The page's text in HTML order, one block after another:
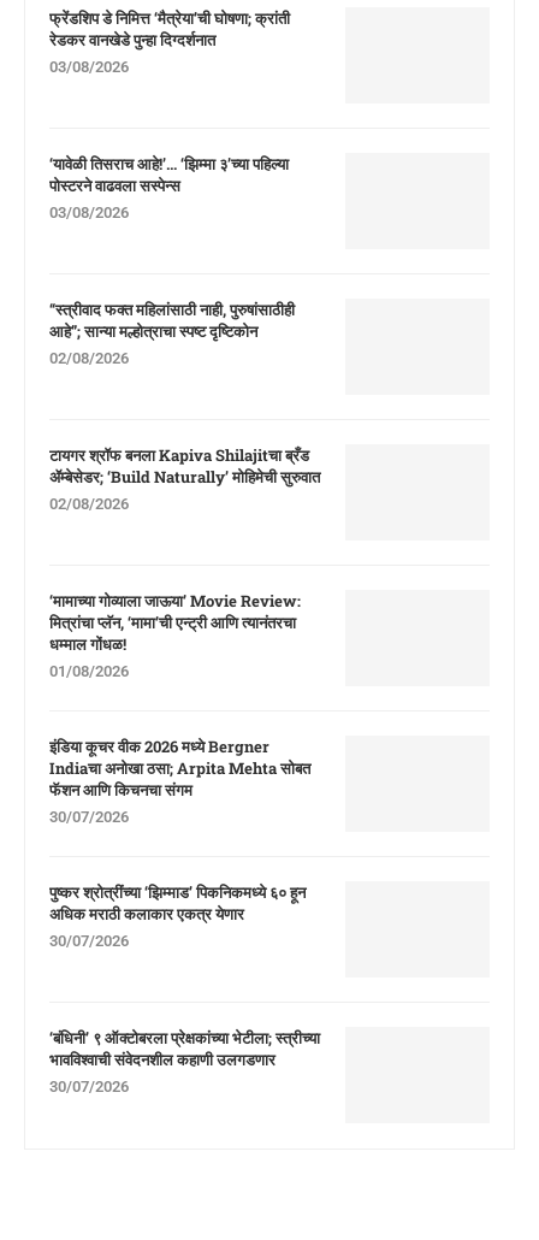
फ्रेंडशिप डे निमित्त ‘मैत्रेया’ची घोषणा; क्रांती
रेडकर वानखेडे पुन्हा दिग्दर्शनात
03/08/2026
‘यावेळी तिसराच आहे!’… ‘झिम्मा ३’च्या पहिल्या
पोस्टरने वाढवला सस्पेन्स
03/08/2026
“स्त्रीवाद फक्त महिलांसाठी नाही, पुरुषांसाठीही
आहे”; सान्या मल्होत्राचा स्पष्ट दृष्टिकोन
02/08/2026
टायगर श्रॉफ बनला Kapiva Shilajitचा ब्रँड
ॲम्बेसेडर; ‘Build Naturally’ मोहिमेची सुरुवात
02/08/2026
‘मामाच्या गोव्याला जाऊया’ Movie Review:
मित्रांचा प्लॅन, ‘मामा’ची एन्ट्री आणि त्यानंतरचा
धम्माल गोंधळ!
01/08/2026
इंडिया कूचर वीक 2026 मध्ये Bergner
Indiaचा अनोखा ठसा; Arpita Mehta सोबत
फॅशन आणि किचनचा संगम
30/07/2026
पुष्कर श्रोत्रींच्या ‘झिम्माड’ पिकनिकमध्ये ६० हून
अधिक मराठी कलाकार एकत्र येणार
30/07/2026
‘बंधिनी’ ९ ऑक्टोबरला प्रेक्षकांच्या भेटीला; स्त्रीच्या
भावविश्वाची संवेदनशील कहाणी उलगडणार
30/07/2026